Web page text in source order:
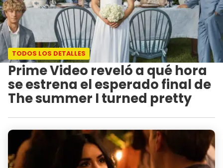
TODOS LOS DETALLES
Prime Video reveló a qué hora
se estrena el esperado final de
The summer I turned pretty